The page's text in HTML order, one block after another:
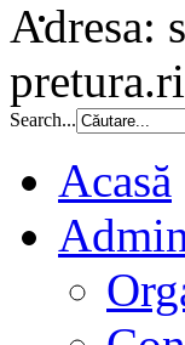
Adresa:
Search...
Acasă